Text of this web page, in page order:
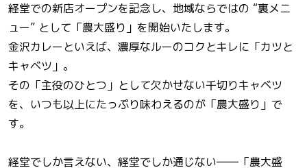
経堂での新店オープンを記念し、地域ならではの “裏メニ
ュー” として「農大盛り」を開始いたします。
金沢カレーといえば、濃厚なルーのコクとキレに「カツと
キャベツ」。
その「主役のひとつ」として欠かせない千切りキャベツ
を、いつも以上にたっぷり味わえるのが「農大盛り」で
す。
経堂でしか言えない、経堂でしか通じない――「農大盛